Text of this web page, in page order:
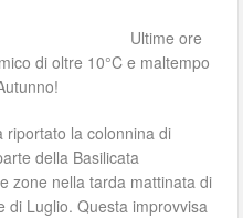
Ultime ore
di oltre 10°C e maltempo
riportato la colonnina di
della Basilicata
zone nella tarda mattinata di
di Luglio. Questa improvvisa